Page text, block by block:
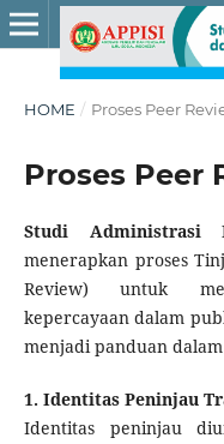
HOME / Proses Peer
Proses Peer
Studi Administrasi
menerapkan proses
Review) untuk
kepercayaan dalam
menjadi panduan
1. Identitas Peninjau
Identitas peninjau